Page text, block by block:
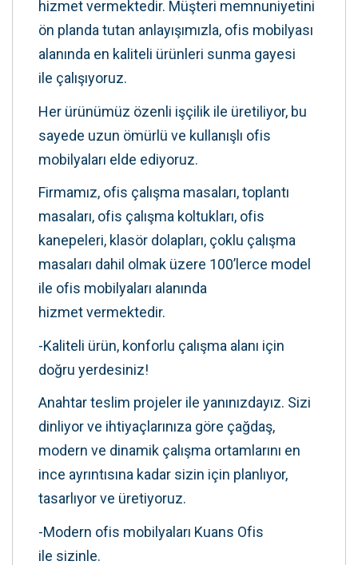
hizmet vermektedir. Müşteri memnuniyetini
ön planda tutan anlayışımızla, ofis mobilyası
alanında en kaliteli ürünleri sunma gayesi
ile çalışıyoruz.
Her ürünümüz özenli işçilik ile üretiliyor, bu
sayede uzun ömürlü ve kullanışlı ofis
mobilyaları elde ediyoruz.
Firmamız, ofis çalışma masaları, toplantı
masaları, ofis çalışma koltukları, ofis
kanepeleri, klasör dolapları, çoklu çalışma
masaları dahil olmak üzere 100’lerce model
ile ofis mobilyaları alanında
hizmet vermektedir.
-Kaliteli ürün, konforlu çalışma alanı için
doğru yerdesiniz!
Anahtar teslim projeler ile yanınızdayız. Sizi
dinliyor ve ihtiyaçlarınıza göre çağdaş,
modern ve dinamik çalışma ortamlarını en
ince ayrıntısına kadar sizin için planlıyor,
tasarlıyor ve üretiyoruz.
-Modern ofis mobilyaları Kuans Ofis
ile sizinle.